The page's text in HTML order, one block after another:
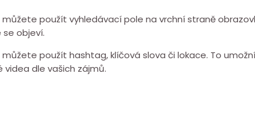
použít vyhledávací pole na vrchní straně
se objeví.
použít hashtag, klíčová slova či lokace. To
dle vašich zájmů.